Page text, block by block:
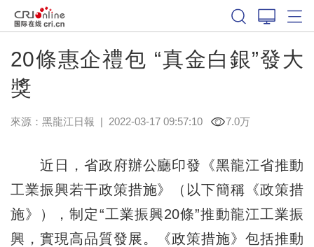
20條惠企禮包 “真金白銀”發大
獎
來源： 黑龍江日報 | 2022-03-17 09:57:10 7.0万
近日，省政府辦公廳印發《黑龍江省推動
工業振興若干政策措施》（以下簡稱《政策措
施》），制定“工業振興20條”推動龍江工業振
興，實現高品質發展。《政策措施》包括推動